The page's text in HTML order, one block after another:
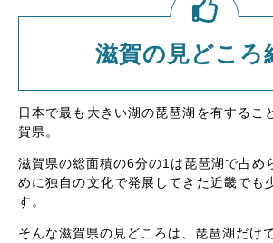
滋賀の見どころ
日本で最も大きい湖の琵琶湖を有するこ
賀県。
滋賀県の総面積の6分の1は琵琶湖で占め
めに独自の文化で発展してきた近畿でも
す。
そんな滋賀県の見どころは、琵琶湖だけ